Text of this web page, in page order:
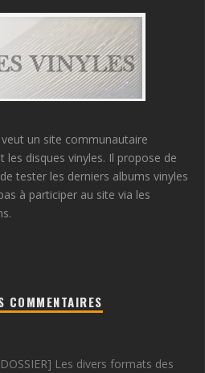
un site communautaire
disques vinyles. Il propose de
tester les derniers albums vinyles
à participer au site via les
COMMENTAIRES
Les divers formats des